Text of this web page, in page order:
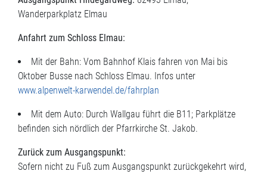
Wanderparkplatz Elmau
Anfahrt zum Schloss Elmau:
Mit der Bahn: Vom Bahnhof Klais fahren von Mai bis
Oktober Busse nach Schloss Elmau. Infos unter
www.alpenwelt-karwendel.de/fahrplan
Mit dem Auto: Durch Wallgau führt die B11; Parkplätze
befinden sich nördlich der Pfarrkirche St. Jakob.
Zurück zum Ausgangspunkt:
Sofern nicht zu Fuß zum Ausgangspunkt zurückgekehrt wird,